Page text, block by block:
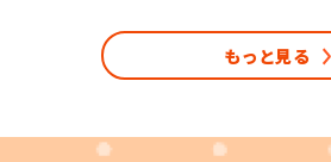
もっと見る